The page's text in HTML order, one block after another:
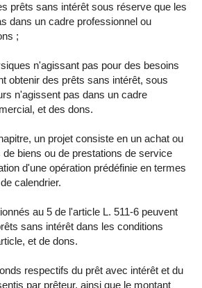
prêts sans intérêt sous réserve que les
dans un cadre professionnel ou
;
n'agissant pas pour des besoins
obtenir des prêts sans intérêt, sous
n'agissent pas dans un cadre
et des dons.
un projet consiste en un achat ou
biens ou de prestations de service
d'une opération prédéfinie en termes
calendrier.
au 5 de l'article L. 511-6 peuvent
sans intérêt dans les conditions
et de dons.
respectifs du prêt avec intérêt et du
par prêteur, ainsi que le montant